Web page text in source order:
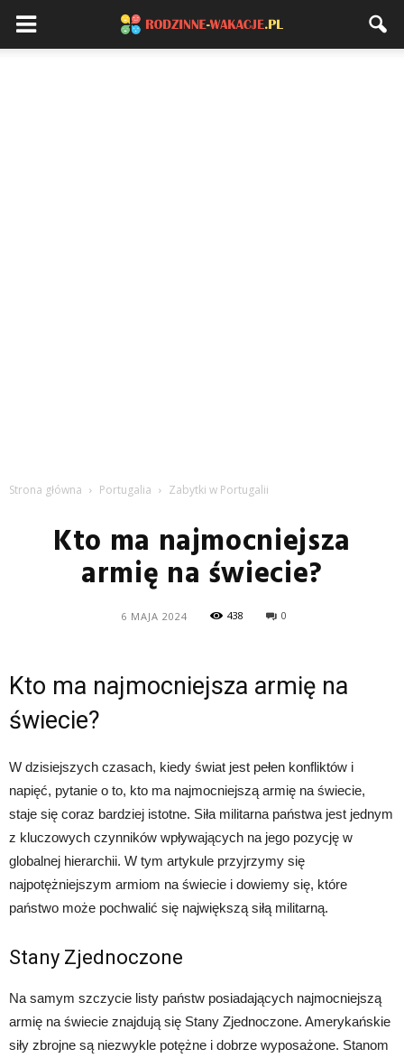
Strona główna Portugalia Zabytki w Portugalii
Kto ma najmocniejsza
armię na świecie?
6 MAJA 2024 438 0
Kto ma najmocniejsza armię na
świecie?
W dzisiejszych czasach, kiedy świat jest pełen konfliktów i
napięć, pytanie o to, kto ma najmocniejszą armię na świecie,
staje się coraz bardziej istotne. Siła militarna państwa jest jednym
z kluczowych czynników wpływających na jego pozycję w
globalnej hierarchii. W tym artykule przyjrzymy się
najpotężniejszym armiom na świecie i dowiemy się, które
państwo może pochwalić się największą siłą militarną.
Stany Zjednoczone
Na samym szczycie listy państw posiadających najmocniejszą
armię na świecie znajdują się Stany Zjednoczone. Amerykańskie
siły zbrojne są niezwykle potężne i dobrze wyposażone. Stanom